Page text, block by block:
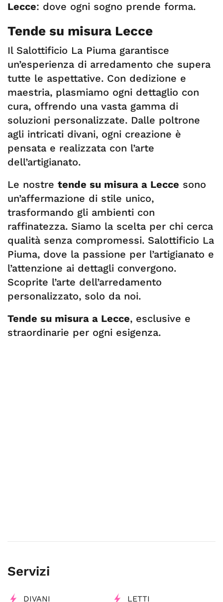
Lecce: dove ogni sogno prende forma.
Tende su misura Lecce
Il Salottificio La Piuma garantisce
un’esperienza di arredamento che supera
tutte le aspettative. Con dedizione e
maestria, plasmiamo ogni dettaglio con
cura, offrendo una vasta gamma di
soluzioni personalizzate. Dalle poltrone
agli intricati divani, ogni creazione è
pensata e realizzata con l’arte
dell’artigianato.
Le nostre tende su misura a Lecce sono
un’affermazione di stile unico,
trasformando gli ambienti con
raffinatezza. Siamo la scelta per chi cerca
qualità senza compromessi. Salottificio La
Piuma, dove la passione per l’artigianato e
l’attenzione ai dettagli convergono.
Scoprite l’arte dell’arredamento
personalizzato, solo da noi.
Tende su misura a Lecce, esclusive e
straordinarie per ogni esigenza.
Servizi
DIVANI LETTI